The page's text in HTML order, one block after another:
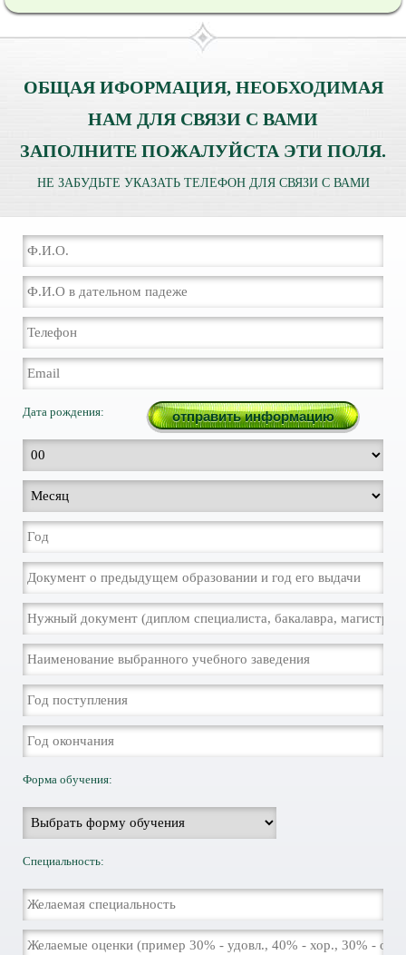
ОБЩАЯ ИФОРМАЦИЯ, НЕОБХОДИМАЯ
НАМ ДЛЯ СВЯЗИ С ВАМИ
ЗАПОЛНИТЕ ПОЖАЛУЙСТА ЭТИ ПОЛЯ.
НЕ ЗАБУДЬТЕ УКАЗАТЬ ТЕЛЕФОН ДЛЯ СВЯЗИ С ВАМИ
Дата рождения:
Форма обучения:
Специальность: